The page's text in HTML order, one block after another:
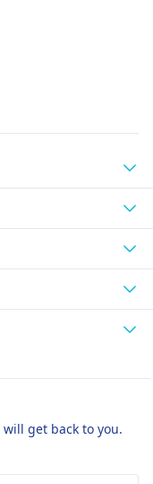
get back to you.